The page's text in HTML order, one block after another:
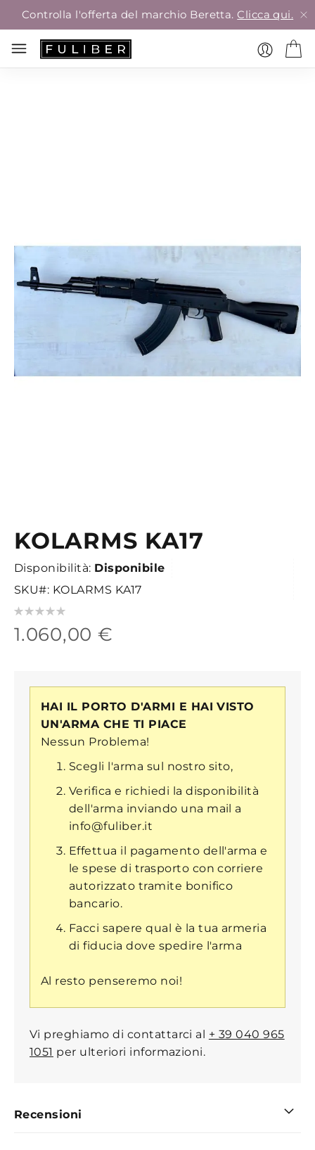
Controlla l'offerta del marchio Beretta.Clicca qui.
Vai
all'inizio
della
galleria
di
KOLARMS KA17
Disponibilità: Disponibile
SKU
KOLARMS KA17
Valutazione:
1.060,00 €
HAI IL PORTO D'ARMI E HAI VISTO
UN'ARMA CHE TI PIACE
Nessun Problema!
Scegli l'arma sul nostro sito,
Verifica e richiedi la disponibilità
dell'arma inviando una mail a
info@fuliber.it
Effettua il pagamento dell'arma e
le spese di trasporto con corriere
autorizzato tramite bonifico
bancario.
Facci sapere qual è la tua armeria
di fiducia dove spedire l'arma
Al resto penseremo noi!
Vi preghiamo di contattarci al + 39 040 965
1051 per ulteriori informazioni.
Recensioni